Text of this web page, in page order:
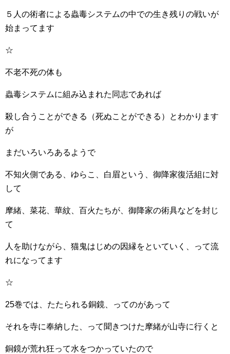
５人の術者による蟲毒システムの中での生き残りの戦いが
始まってます
☆
不老不死の体も
蟲毒システムに組み込まれた同志であれば
殺し合うことができる（死ぬことができる）とわかります
が
まだいろいろあるようで
不知火側である、ゆらこ、白眉という、御降家復活組に対
して
摩緒、菜花、華紋、百火たちが、御降家の術具などを封じ
て
人を助けながら、猫鬼はじめの因縁をといていく、って流
れになってます
☆
25巻では、たたられる銅鏡、ってのがあって
それを寺に奉納した、って聞きつけた摩緒が山寺に行くと
銅鏡が荒れ狂って水をつかっていたので